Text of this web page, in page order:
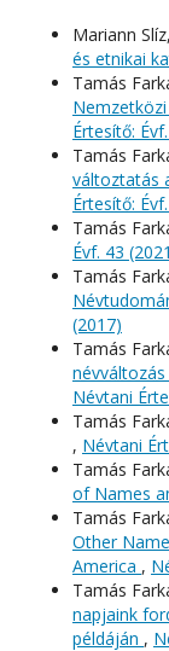
Mariann
és etnikai
Tamás
Értesítő:
Tamás
változtatás
Értesítő:
Tamás
Évf. 43
Tamás
(2017)
Tamás
Névtani
Tamás
, Névtani
Tamás
of Names
Tamás
Other
America ,
Tamás
napjaink
példáján ,